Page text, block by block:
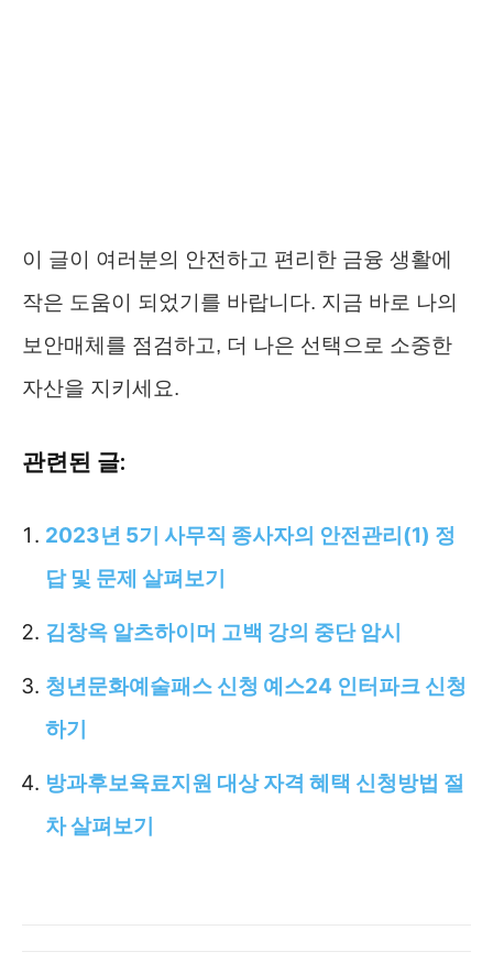
이 글이 여러분의 안전하고 편리한 금융 생활에
작은 도움이 되었기를 바랍니다. 지금 바로 나의
보안매체를 점검하고, 더 나은 선택으로 소중한
자산을 지키세요.
관련된 글:
2023년 5기 사무직 종사자의 안전관리(1) 정
답 및 문제 살펴보기
김창옥 알츠하이머 고백 강의 중단 암시
청년문화예술패스 신청 예스24 인터파크 신청
하기
방과후보육료지원 대상 자격 혜택 신청방법 절
차 살펴보기